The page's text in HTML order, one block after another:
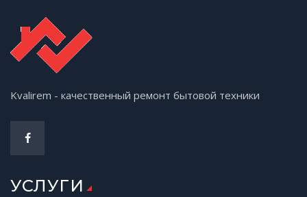
Kvalirem - качественный ремонт бытовой техники
УСЛУГИ